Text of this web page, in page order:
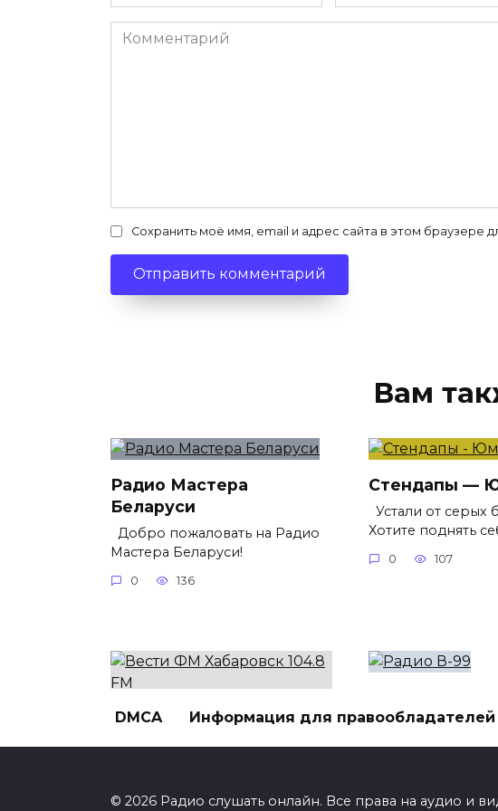
*
*
Комментарий
Сохранить моё имя, email и адрес сайта в этом браузере
Вам
Радио Мастера
Беларуси
Добро пожаловать на Радио
Мастера Беларуси!
0 136
Стендапы —
Устали от серых
Хотите поднять
0 107
Вести ФМ Хабаровск
Зарядитесь
отличным
DMCA Информация для правообладателей
© 2026 Радио слушать онлайн. Все права на аудио и